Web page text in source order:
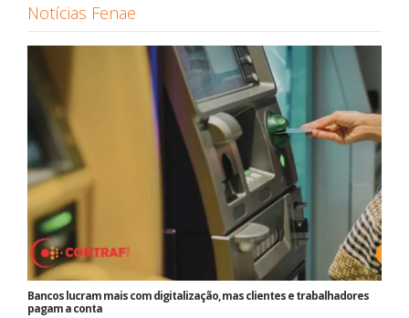
Notícias Fenae
Bancos lucram mais com digitalização, mas clientes e trabalhadores
pagam a conta